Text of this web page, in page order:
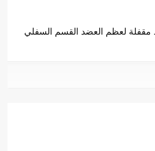
لعظم العضد القسم السفلي